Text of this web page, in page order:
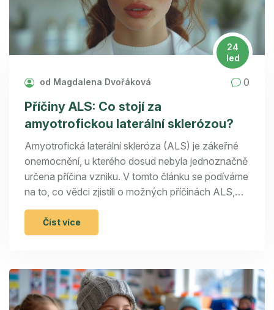
24
led
od Magdalena Dvořáková 0
Příčiny ALS: Co stojí za
amyotrofickou laterální sklerózou?
Amyotrofická laterální skleróza (ALS) je zákeřné
onemocnění, u kterého dosud nebyla jednoznačně
určena příčina vzniku. V tomto článku se podíváme
na to, co vědci zjistili o možných příčinách ALS,
jaké faktory mohou riziko rozvoje této nemoci
zvyšovat, a jaký výzkum v této oblasti aktuálně
probíhá. Cílem je poskytnout čtenářům komplexní
také některé tipy, jak můžeme přispět k boji proti
této nemoci.
Číst více